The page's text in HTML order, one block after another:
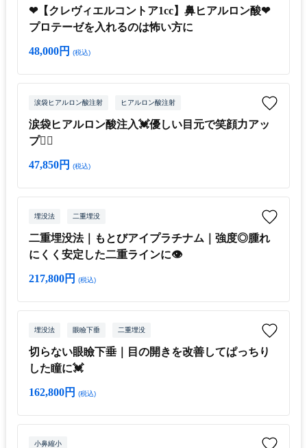
❤【クレヴィエルコントア1cc】鼻ヒアルロン酸❤
プロテーゼを入れるのは怖い方に
48,000円 (税込)
涙袋ヒアルロン酸注射 ヒアルロン酸注射
涙袋ヒアルロン酸注入💓優しい目元で笑顔力アッ
プ💁‍♀
47,850円 (税込)
埋没法 二重埋没
二重埋没法｜もとびアイプラチナム｜強度◎腫れ
にくく安定した二重ラインに👁
217,800円 (税込)
埋没法 眼瞼下垂 二重埋没
切らない眼瞼下垂｜目の開きを改善してぱっちり
した瞳に💓
162,800円 (税込)
小鼻縮小